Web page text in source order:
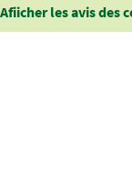
les avis